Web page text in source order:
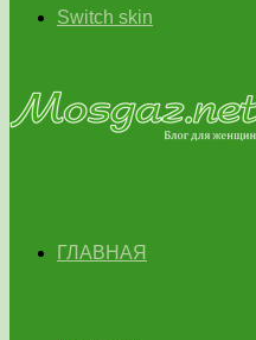
Switch skin
ГЛАВНАЯ